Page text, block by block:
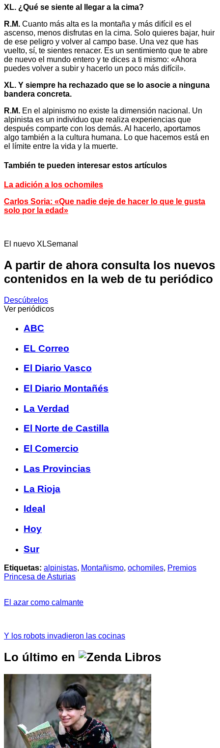
XL. ¿Qué se siente al llegar a la cima?
R.M. Cuanto más alta es la montaña y más difícil es el
ascenso, menos disfrutas en la cima. Solo quieres bajar, huir
de ese peligro y volver al campo base. Una vez que has
vuelto, sí, te sientes renacer. Es un sentimiento que te abre
de nuevo el mundo entero y te dices a ti mismo: «Ahora
puedes volver a subir y hacerlo un poco más difícil».
XL. Y siempre ha rechazado que se lo asocie a ninguna
bandera concreta.
R.M. En el alpinismo no existe la dimensión nacional. Un
alpinista es un individuo que realiza experiencias que
después comparte con los demás. Al hacerlo, aportamos
algo también a la cultura humana. Lo que hacemos está en
el límite entre la vida y la muerte.
También te pueden interesar estos artículos
La adición a los ochomiles
Carlos Soria: «Que nadie deje de hacer lo que le gusta
solo por la edad»
El nuevo XLSemanal
A partir de ahora consulta los nuevos
contenidos en la web de tu periódico
Descúbrelos
Ver periódicos
ABC
EL Correo
El Diario Vasco
El Diario Montañés
La Verdad
El Norte de Castilla
El Comercio
Las Provincias
La Rioja
Ideal
Hoy
Sur
Etiquetas: alpinistas, Montañismo, ochomiles, Premios
Princesa de Asturias
El azar como calmante
Y los robots invadieron las cocinas
Lo último en